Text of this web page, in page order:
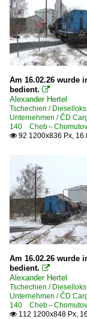
Am 16.02.26 wurde
bedient. 
Alexander Hertel
Tschechien /
Unternehmen / ČD
140 Cheb – Chomutov
 92 1200x836 Px,
Am 16.02.26 wurde
bedient. 
Alexander Hertel
Tschechien /
Unternehmen / ČD
140 Cheb – Chomutov
 112 1200x848 Px,